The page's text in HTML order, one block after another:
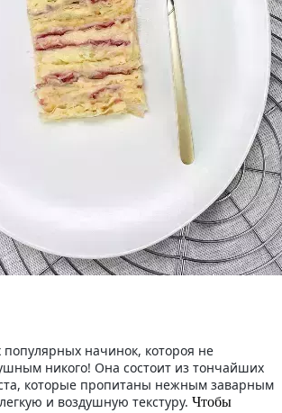
начинок, котороя не
никого! Она состоит из тончайших
которые пропитаны нежным заварным
и воздушную текстуру. Чтобы